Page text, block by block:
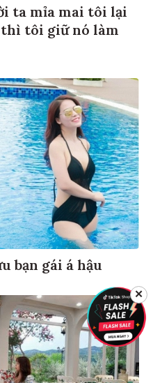
ta mỉa mai tôi lại
thì tôi giữ nó làm
bạn gái á hậu
✕